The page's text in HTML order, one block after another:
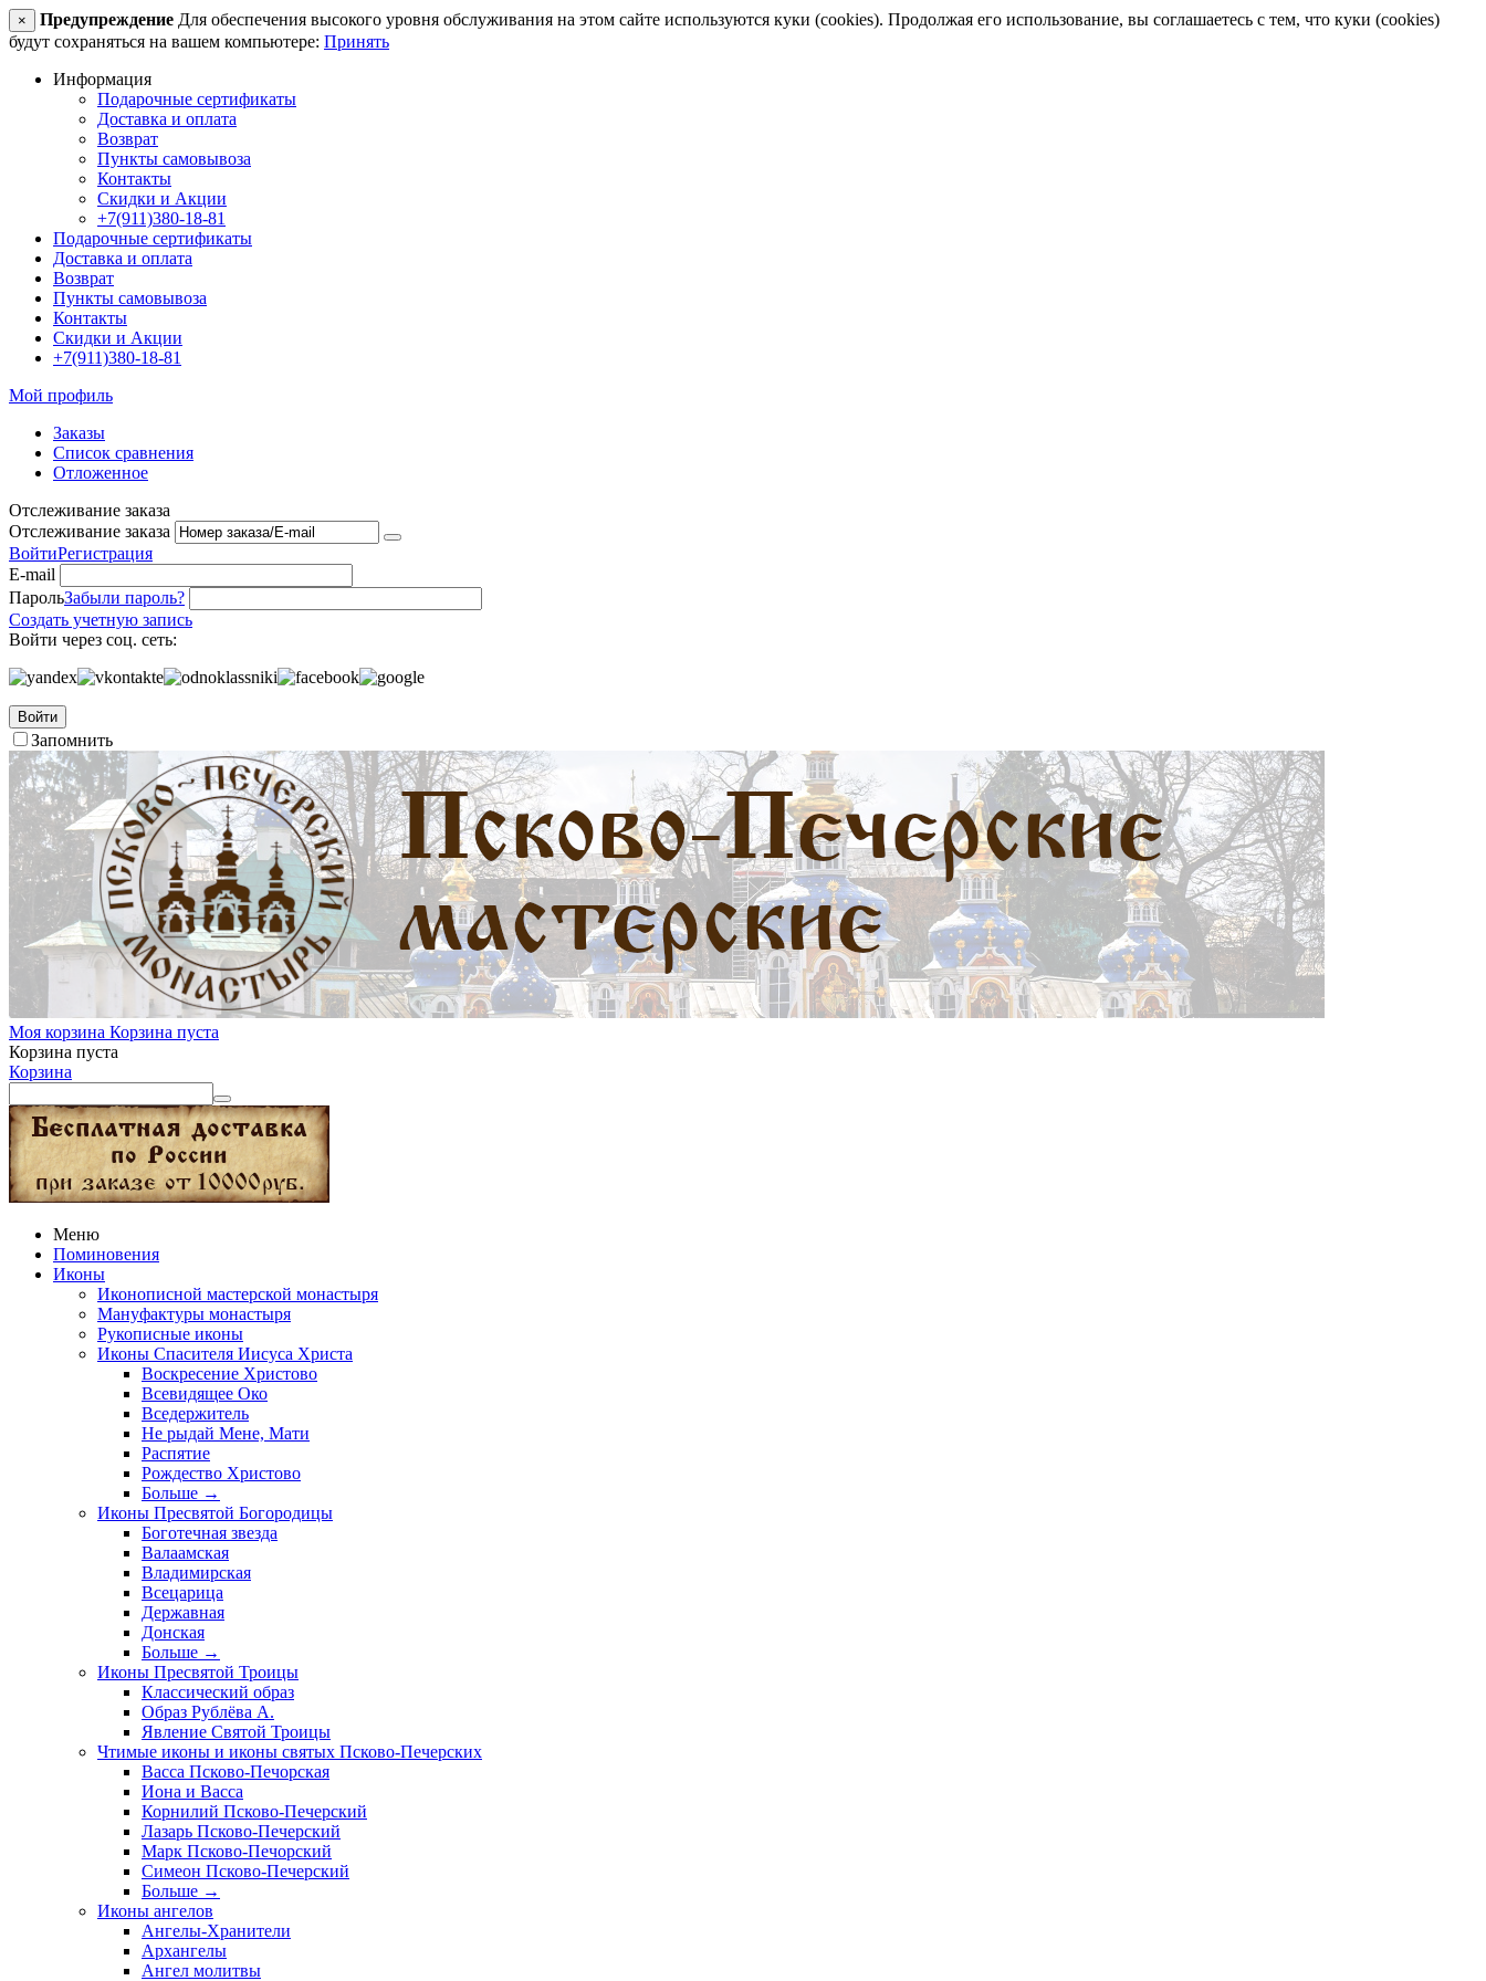
× Предупреждение Для обеспечения высокого уровня обслуживания на этом сайте используются куки (cookies). Продолжая его использование, вы соглашаетесь с тем, что куки (cookies)
будут сохраняться на вашем компьютере: Принять
Информация
Подарочные сертификаты
Доставка и оплата
Возврат
Пункты самовывоза
Контакты
Скидки и Акции
+7(911)380-18-81
Подарочные сертификаты
Доставка и оплата
Возврат
Пункты самовывоза
Контакты
Скидки и Акции
+7(911)380-18-81
Мой профиль
Заказы
Список сравнения
Отложенное
Отслеживание заказа
Отслеживание заказа
ВойтиРегистрация
E-mail
ПарольЗабыли пароль?
Создать учетную запись
Войти через соц. сеть:
Войти
Запомнить
Моя корзина Корзина пуста
Корзина пуста
Корзина
Меню
Поминовения
Иконы
Иконописной мастерской монастыря
Мануфактуры монастыря
Рукописные иконы
Иконы Спасителя Иисуса Христа
Воскресение Христово
Всевидящее Око
Вседержитель
Не рыдай Мене, Мати
Распятие
Рождество Христово
Больше →
Иконы Пресвятой Богородицы
Боготечная звезда
Валаамская
Владимирская
Всецарица
Державная
Донская
Больше →
Иконы Пресвятой Троицы
Классический образ
Образ Рублёва А.
Явление Святой Троицы
Чтимые иконы и иконы святых Псково-Печерских
Васса Псково-Печорская
Иона и Васса
Корнилий Псково-Печерский
Лазарь Псково-Печерский
Марк Псково-Печорский
Симеон Псково-Печерский
Больше →
Иконы ангелов
Ангелы-Хранители
Архангелы
Ангел молитвы